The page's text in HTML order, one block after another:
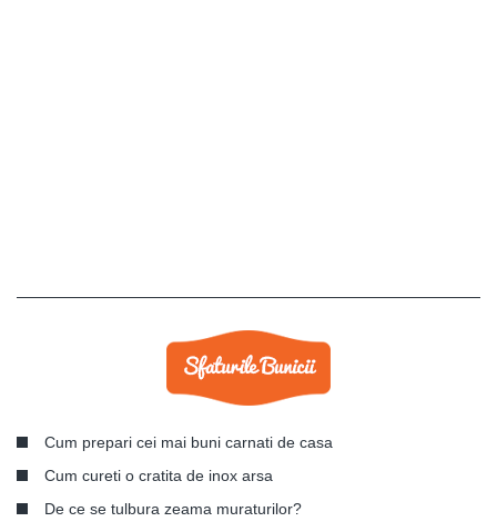
Cum prepari cei mai buni carnati de casa
Cum cureti o cratita de inox arsa
De ce se tulbura zeama muraturilor?